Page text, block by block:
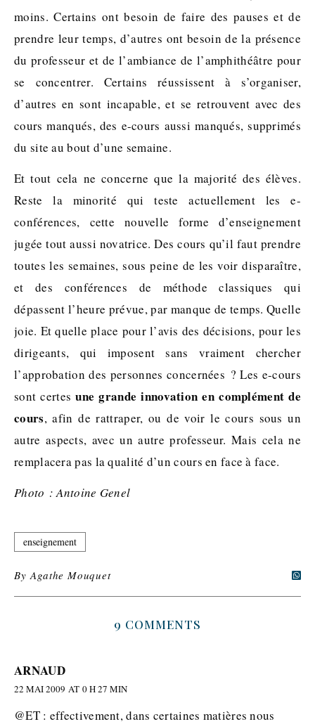
moins. Certains ont besoin de faire des pauses et de
prendre leur temps, d’autres ont besoin de la présence
du professeur et de l’ambiance de l’amphithéâtre pour
se concentrer. Certains réussissent à s’organiser,
d’autres en sont incapable, et se retrouvent avec des
cours manqués, des e-cours aussi manqués, supprimés
du site au bout d’une semaine.
Et tout cela ne concerne que la majorité des élèves.
Reste la minorité qui teste actuellement les e-
conférences, cette nouvelle forme d’enseignement
jugée tout aussi novatrice. Des cours qu’il faut prendre
toutes les semaines, sous peine de les voir disparaître,
et des conférences de méthode classiques qui
dépassent l’heure prévue, par manque de temps. Quelle
joie. Et quelle place pour l’avis des décisions, pour les
dirigeants, qui imposent sans vraiment chercher
l’approbation des personnes concernées ? Les e-cours
sont certesune grande innovation en complément de
cours, afin de rattraper, ou de voir le cours sous un
autre aspects, avec un autre professeur. Mais cela ne
remplacera pas la qualité d’un cours en face à face.
Photo : Antoine Genel
enseignement
ByAgathe Mouquet
9 COMMENTS
ARNAUD
22 MAI 2009 AT 0 H 27 MIN
@ET : effectivement, dans certaines matières nous